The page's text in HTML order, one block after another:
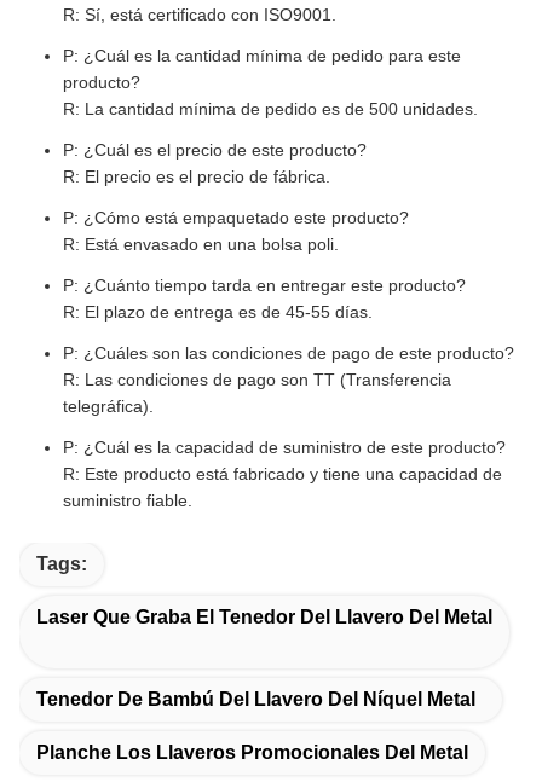
R: Sí, está certificado con ISO9001.
P: ¿Cuál es la cantidad mínima de pedido para este
producto?
R: La cantidad mínima de pedido es de 500 unidades.
P: ¿Cuál es el precio de este producto?
R: El precio es el precio de fábrica.
P: ¿Cómo está empaquetado este producto?
R: Está envasado en una bolsa poli.
P: ¿Cuánto tiempo tarda en entregar este producto?
R: El plazo de entrega es de 45-55 días.
P: ¿Cuáles son las condiciones de pago de este producto?
R: Las condiciones de pago son TT (Transferencia
telegráfica).
P: ¿Cuál es la capacidad de suministro de este producto?
R: Este producto está fabricado y tiene una capacidad de
suministro fiable.
Tags:
Laser Que Graba El Tenedor Del Llavero Del Metal
Tenedor De Bambú Del Llavero Del Níquel Metal
Planche Los Llaveros Promocionales Del Metal